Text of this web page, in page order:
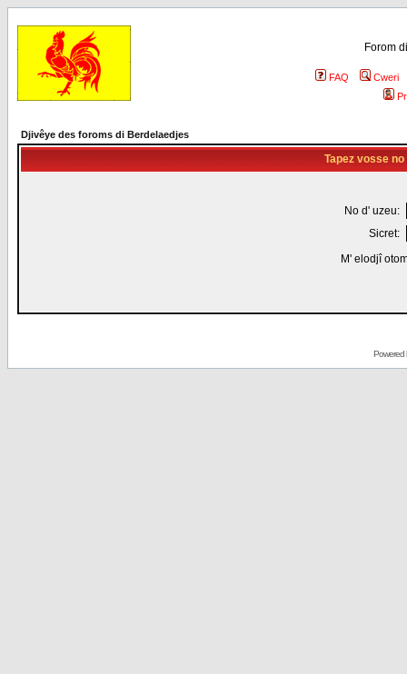
Forom
FAQ
Cweri
Djivêye des foroms di Berdelaedjes
Tapez vosse
No d' uzeu:
Sicret:
M' elodjî
Powered